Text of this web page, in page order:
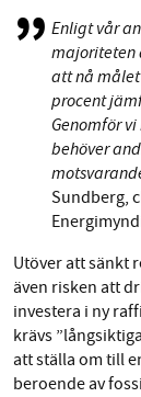
Enligt vår
majoriteten
att nå
procent
Genomför
behöver
Sundberg,
Utöver att sänkt
även risken att
investera i ny
krävs
att ställa om till
beroende av